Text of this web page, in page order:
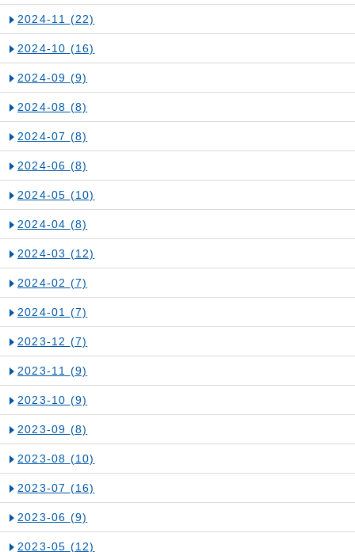
2024-11 (22)
2024-10 (16)
2024-09 (9)
2024-08 (8)
2024-07 (8)
2024-06 (8)
2024-05 (10)
2024-04 (8)
2024-03 (12)
2024-02 (7)
2024-01 (7)
2023-12 (7)
2023-11 (9)
2023-10 (9)
2023-09 (8)
2023-08 (10)
2023-07 (16)
2023-06 (9)
2023-05 (12)